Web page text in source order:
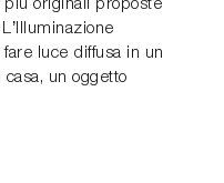
originali proposte
luce diffusa in un
casa, un oggetto